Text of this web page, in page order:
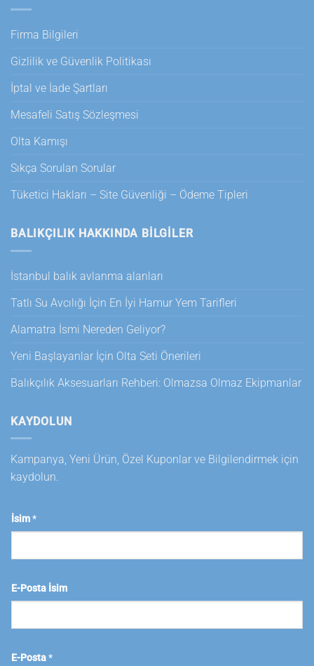
Firma Bilgileri
Gizlilik ve Güvenlik Politikası
İptal ve İade Şartları
Mesafeli Satış Sözleşmesi
Olta Kamışı
Sıkça Sorulan Sorular
Tüketici Hakları – Site Güvenliği – Ödeme Tipleri
BALIKÇILIK HAKKINDA BILGILER
İstanbul balık avlanma alanları
Tatlı Su Avcılığı İçin En İyi Hamur Yem Tarifleri
Alamatra İsmi Nereden Geliyor?
Yeni Başlayanlar İçin Olta Seti Önerileri
Balıkçılık Aksesuarları Rehberi: Olmazsa Olmaz Ekipmanlar
KAYDOLUN
Kampanya, Yeni Ürün, Özel Kuponlar ve Bilgilendirmek için
kaydolun.
İsim*
E-Posta İsim
E-Posta*